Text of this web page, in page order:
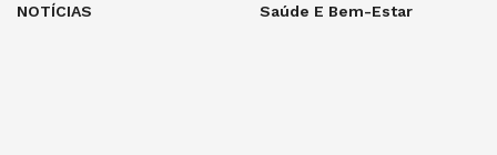
NOTÍCIAS
Saúde E Bem-Estar